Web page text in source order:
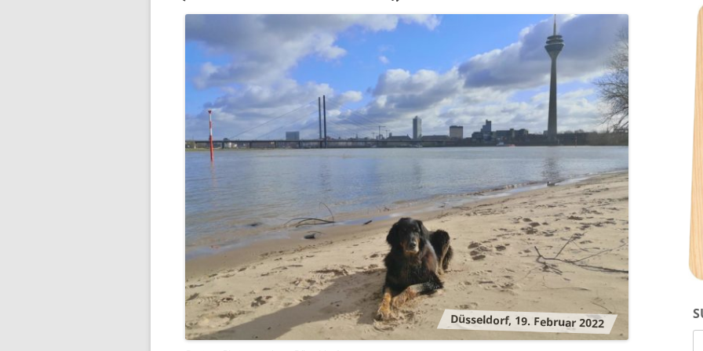
DOXI (*2013)
HUNDESPORT
B-WURF 2007
C-WURF 2011
D-WURF 2013
Düsseldorf, 19. Februar 2022